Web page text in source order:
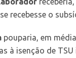
recebesse o
pouparia, em
à isenção de TSU